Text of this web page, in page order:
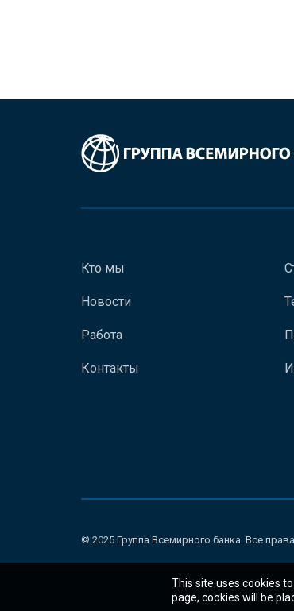
Кто мы
Новости
Работа
Контакты
© 2025 Группа Всемирного банка. Все
This site uses cookies
page, cookies will be